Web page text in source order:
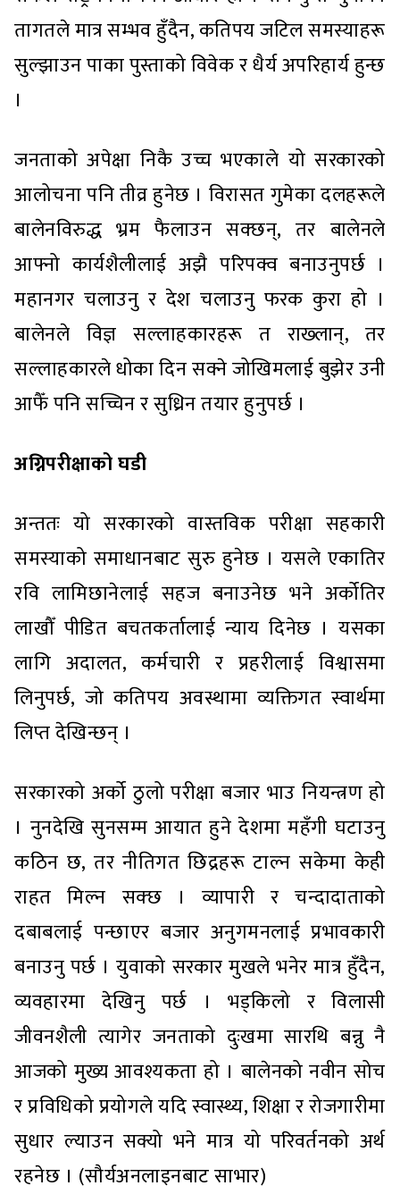
तागतले मात्र सम्भव हुँदैन, कतिपय जटिल समस्याहरू
सुल्झाउन पाका पुस्ताको विवेक र धैर्य अपरिहार्य हुन्छ
।
जनताको अपेक्षा निकै उच्च भएकाले यो सरकारको
आलोचना पनि तीव्र हुनेछ । विरासत गुमेका दलहरूले
बालेनविरुद्ध भ्रम फैलाउन सक्छन्, तर बालेनले
आफ्नो कार्यशैलीलाई अझै परिपक्व बनाउनुपर्छ ।
महानगर चलाउनु र देश चलाउनु फरक कुरा हो ।
बालेनले विज्ञ सल्लाहकारहरू त राख्लान्, तर
सल्लाहकारले धोका दिन सक्ने जोखिमलाई बुझेर उनी
आफैँ पनि सच्चिन र सुध्रिन तयार हुनुपर्छ ।
अग्निपरीक्षाको घडी
अन्ततः यो सरकारको वास्तविक परीक्षा सहकारी
समस्याको समाधानबाट सुरु हुनेछ । यसले एकातिर
रवि लामिछानेलाई सहज बनाउनेछ भने अर्कोतिर
लाखौँ पीडित बचतकर्तालाई न्याय दिनेछ । यसका
लागि अदालत, कर्मचारी र प्रहरीलाई विश्वासमा
लिनुपर्छ, जो कतिपय अवस्थामा व्यक्तिगत स्वार्थमा
लिप्त देखिन्छन् ।
सरकारको अर्को ठुलो परीक्षा बजार भाउ नियन्त्रण हो
। नुनदेखि सुनसम्म आयात हुने देशमा महँगी घटाउनु
कठिन छ, तर नीतिगत छिद्रहरू टाल्न सकेमा केही
राहत मिल्न सक्छ । व्यापारी र चन्दादाताको
दबाबलाई पन्छाएर बजार अनुगमनलाई प्रभावकारी
बनाउनु पर्छ । युवाको सरकार मुखले भनेर मात्र हुँदैन,
व्यवहारमा देखिनु पर्छ । भड्किलो र विलासी
जीवनशैली त्यागेर जनताको दुःखमा सारथि बन्नु नै
आजको मुख्य आवश्यकता हो । बालेनको नवीन सोच
र प्रविधिको प्रयोगले यदि स्वास्थ्य, शिक्षा र रोजगारीमा
सुधार ल्याउन सक्यो भने मात्र यो परिवर्तनको अर्थ
रहनेछ । (सौर्यअनलाइनबाट साभार)